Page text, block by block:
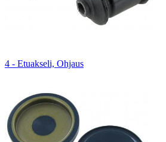
4 - Etuakseli, Ohjaus